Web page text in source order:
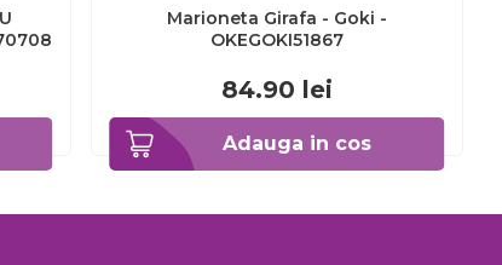
Adauga in cos
Marioneta Girafa - Goki -
OKEGOKI51867
84.90 lei